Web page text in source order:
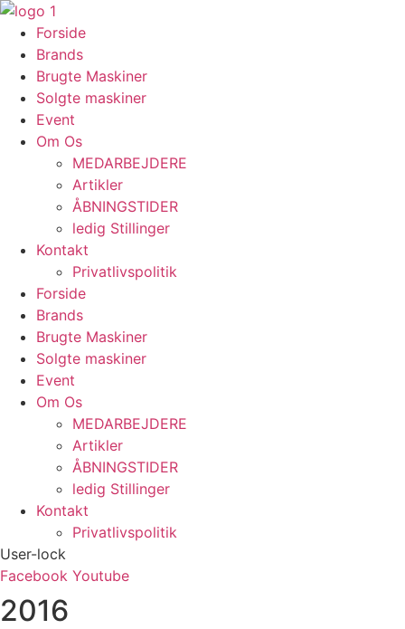
Videre
indhold
Forside
Brands
Brugte Maskiner
Solgte maskiner
Event
Om Os
MEDARBEJDERE
Artikler
ÅBNINGSTIDER
ledig Stillinger
Kontakt
Privatlivspolitik
Forside
Brands
Brugte Maskiner
Solgte maskiner
Event
Om Os
MEDARBEJDERE
Artikler
ÅBNINGSTIDER
ledig Stillinger
Kontakt
Privatlivspolitik
User-lock
Facebook Youtube
2016